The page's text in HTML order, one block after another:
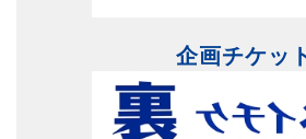
企画チケッ